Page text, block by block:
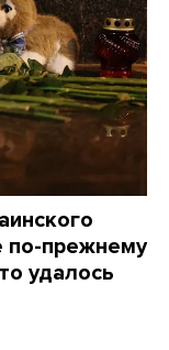
по-прежнему
удалось